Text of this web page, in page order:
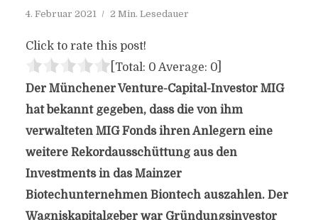
4. Februar 2021 2 Min. Lesedauer
Click to rate this post!
[Total: 0 Average: 0]
Der Münchener Venture-Capital-Investor MIG
hat bekannt gegeben, dass die von ihm
verwalteten MIG Fonds ihren Anlegern eine
weitere Rekordausschüttung aus den
Investments in das Mainzer
Biotechunternehmen Biontech auszahlen. Der
Wagniskapitalgeber war Gründungsinvestor